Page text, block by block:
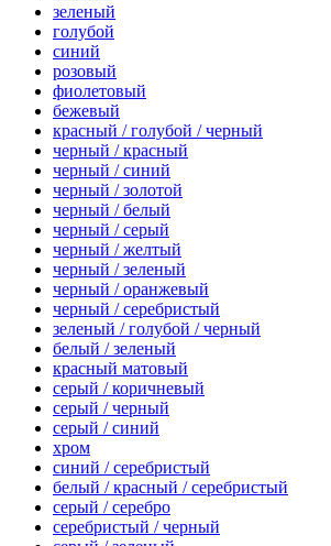
зеленый
голубой
синий
розовый
фиолетовый
бежевый
красный / голубой / черный
черный / красный
черный / синий
черный / золотой
черный / белый
черный / серый
черный / желтый
черный / зеленый
черный / оранжевый
черный / серебристый
зеленый / голубой / черный
белый / зеленый
красный матовый
серый / коричневый
серый / черный
серый / синий
хром
синий / серебристый
белый / красный / серебристый
серый / серебро
серебристый / черный